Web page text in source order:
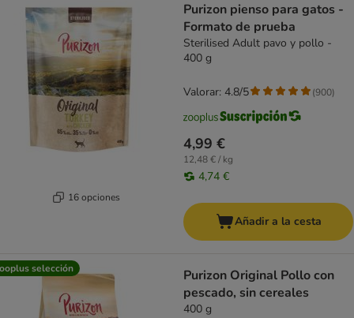
16 opciones
Purizon pienso para gatos -
Formato de prueba
Sterilised Adult pavo y pollo -
400 g
4,99 €
12,48 € / kg
4,74 €
Valorar: 4.8/5 (900)
Añadir a la cesta
selección
Purizon Original Pollo con
pescado, sin cereales
400 g